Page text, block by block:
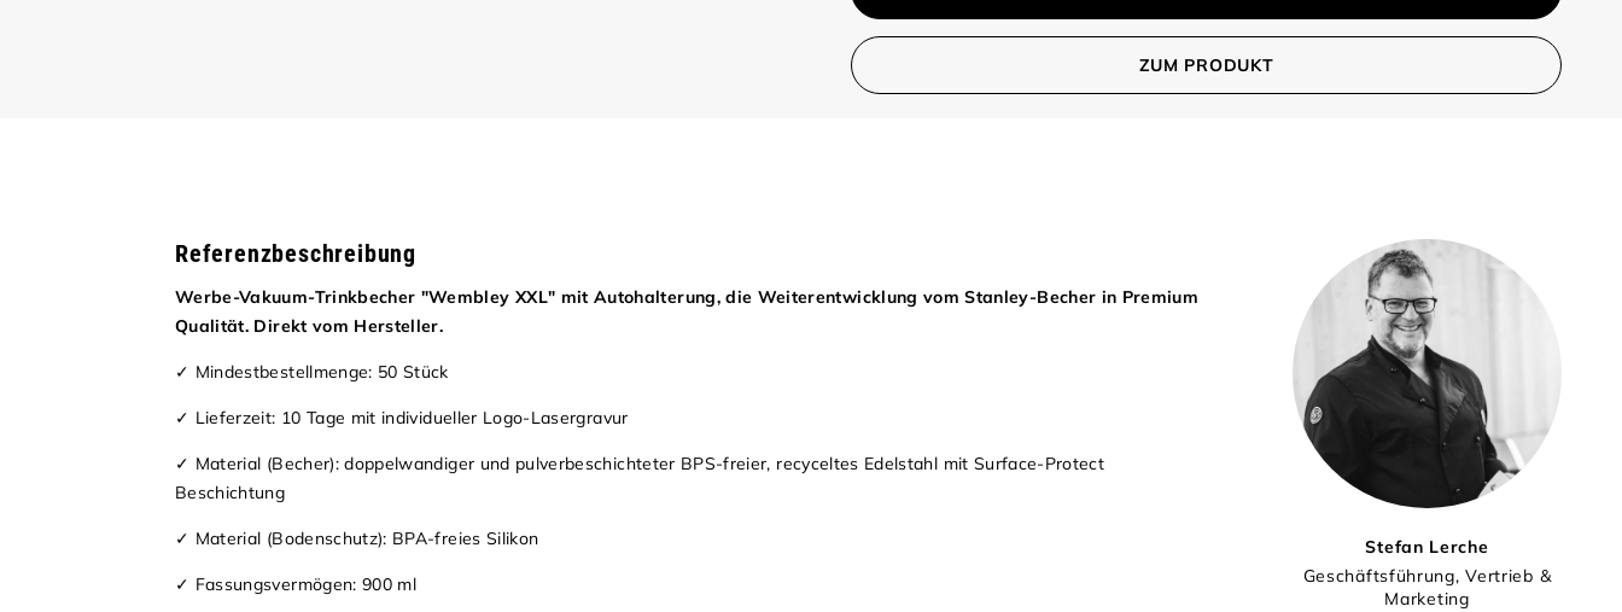
ZUM PRODUKT
Referenzbeschreibung
Werbe-Vakuum-Trinkbecher "Wembley XXL" mit Autohalterung, die Weiterentwicklung vom Stanley-Becher in Premium
Qualität. Direkt vom Hersteller.
✓ Mindestbestellmenge: 50 Stück
✓ Lieferzeit: 10 Tage mit individueller Logo-Lasergravur
✓ Material (Becher): doppelwandiger und pulverbeschichteter BPS-freier, recyceltes Edelstahl mit Surface-Protect
Beschichtung
✓ Material (Bodenschutz): BPA-freies Silikon
✓ Fassungsvermögen: 900 ml
Stefan Lerche
Geschäftsführung, Vertrieb &
Marketing